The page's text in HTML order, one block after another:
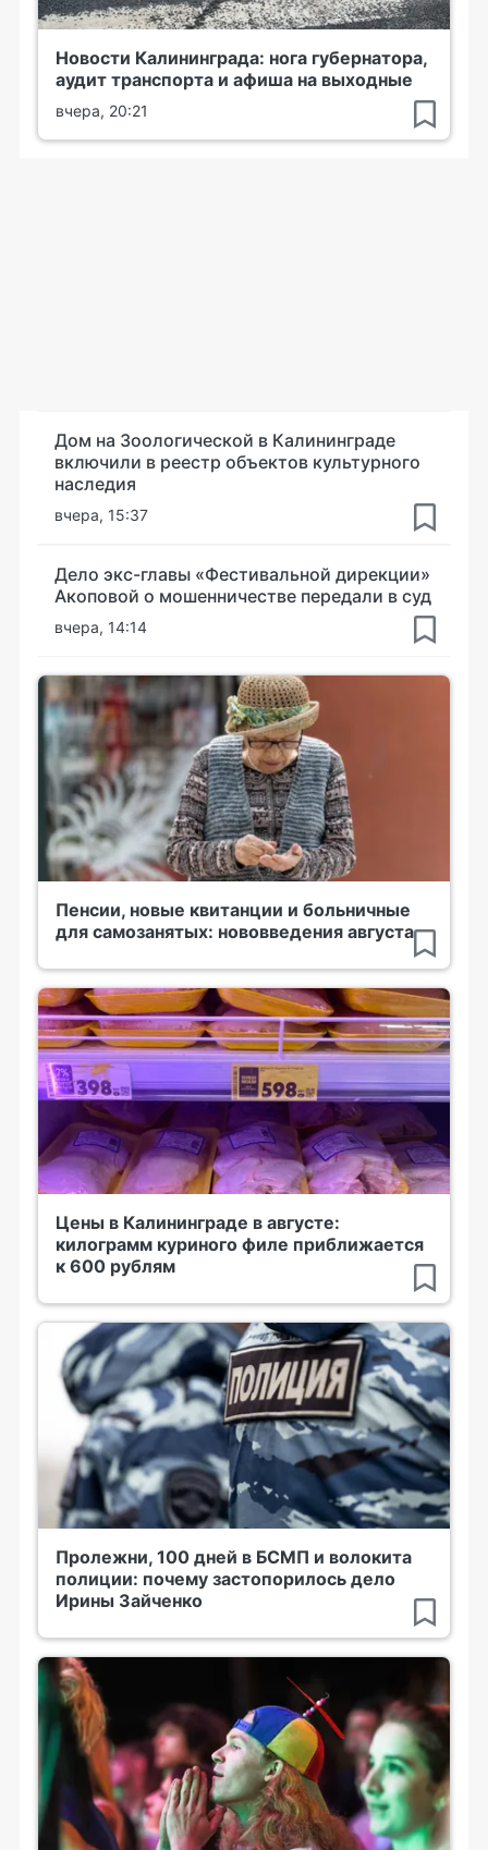
Новости Калининграда: нога губернатора,
аудит транспорта и афиша на выходные
вчера, 20:21
Дом на Зоологической в Калининграде
включили в реестр объектов культурного
наследия
вчера, 15:37
Дело экс-главы «Фестивальной дирекции»
Акоповой о мошенничестве передали в суд
вчера, 14:14
Пенсии, новые квитанции и больничные
для самозанятых: нововведения августа
Цены в Калининграде в августе:
килограмм куриного филе приближается
к 600 рублям
Пролежни, 100 дней в БСМП и волокита
полиции: почему застопорилось дело
Ирины Зайченко